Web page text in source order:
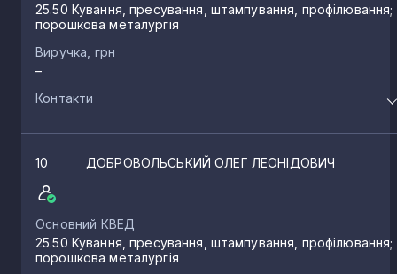
25.50 Кування, пресування, штампування, профілювання;
порошкова металургія
Виручка, грн
–
Контакти
10 ДОБРОВОЛЬСЬКИЙ ОЛЕГ ЛЕОНІДОВИЧ
Основний КВЕД
25.50 Кування, пресування, штампування, профілювання;
порошкова металургія